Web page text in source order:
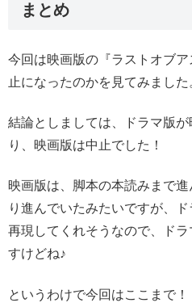
まとめ
今回は映画版の『ラストオブ
止になったのかを見てみました
結論としましては、ドラマ版
り、映画版は中止でした！
映画版は、脚本の本読みまで
り進んでいたみたいですが、
再現してくれそうなので、ド
すけどね♪
というわけで今回はここまで！